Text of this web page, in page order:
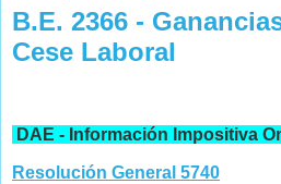
B.E. 2366 -
Cese Laboral
DAE - Información Impositiva
Resolución General 5740